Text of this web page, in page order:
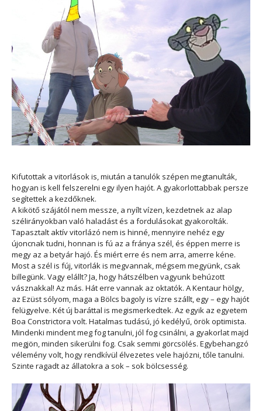
Kifutottak a vitorlások is, miután a tanulók szépen megtanulták,
hogyan is kell felszerelni egy ilyen hajót. A gyakorlottabbak persze
segítettek a kezdőknek.
A kikötő szájától nem messze, a nyílt vízen, kezdetnek az alap
szélirányokban való haladást és a fordulásokat gyakorolták.
Tapasztalt aktív vitorlázó nem is hinné, mennyire nehéz egy
újoncnak tudni, honnan is fú az a fránya szél, és éppen merre is
megy az a betyár hajó. És miért erre és nem arra, amerre kéne.
Most a szél is fúj, vitorlák is megvannak, mégsem megyünk, csak
billegünk. Vagy elállt? Ja, hogy hátszélben vagyunk behúzott
vásznakkal! Az más. Hát erre vannak az oktatók. A Kentaur hölgy,
az Ezüst sólyom, maga a Bölcs bagoly is vízre szállt, egy – egy hajót
felügyelve. Két új baráttal is megismerkedtek. Az egyik az egyetem
Boa Constrictora volt. Hatalmas tudású, jó kedélyű, örök optimista.
Mindenki mindent meg fog tanulni, jól fog csinálni, a gyakorlat majd
megjön, minden sikerülni fog. Csak semmi görcsölés. Egybehangzó
vélemény volt, hogy rendkívül élvezetes vele hajózni, tőle tanulni.
Szinte ragadt az állatokra a sok – sok bölcsesség.